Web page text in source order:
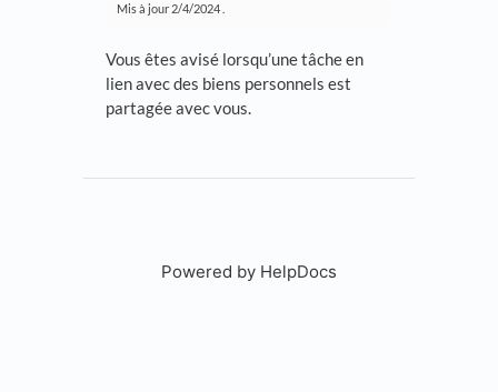
Mis à jour 2/4/2024
Vous êtes avisé lorsqu’une tâche en
lien avec des biens personnels est
partagée avec vous.
Powered by HelpDocs